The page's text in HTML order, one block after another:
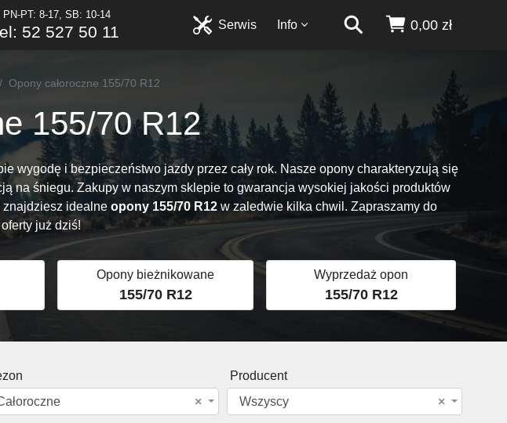
PN-PT: 8-17, SB: 10-14
52 527 50 11 0,00 zł
Info
Serwis
Opony całoroczne 155/70 R12
155/70 R12
wygodę i bezpieczeństwo jazdy przez cały rok. Nasze opony charakteryzują się
na śniegu. Zakupy w naszym sklepie to gwarancja wysokiej jakości produktów
idealne opony 155/70 R12w zaledwie kilka chwil. Zapraszamy do
już dziś!
Opony bieżnikowane
155/70 R12
Wyprzedaż opon
155/70 R12
×
Producent
×
Wszyscy